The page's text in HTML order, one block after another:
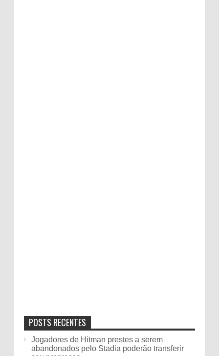
POSTS RECENTES
Jogadores de Hitman prestes a serem
abandonados pelo Stadia poderão transferir